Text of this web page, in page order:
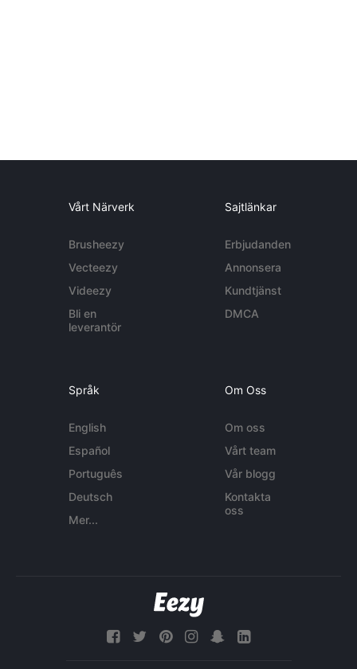
Vårt Närverk
Brusheezy
Vecteezy
Videezy
Bli en
leverantör
Sajtlänkar
Erbjudanden
Annonsera
Kundtjänst
DMCA
Språk
English
Español
Português
Deutsch
Mer...
Om Oss
Om oss
Vårt team
Vår blogg
Kontakta
oss